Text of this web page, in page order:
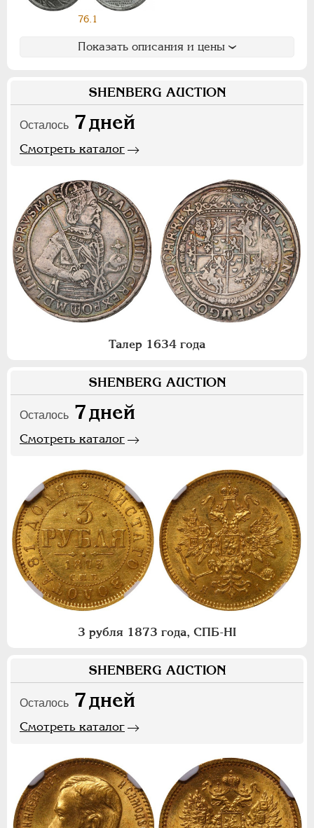
76.1
Показать описания и цены
SHENBERG AUCTION
Осталось 7дней
Смотреть каталог
Талер 1634 года
SHENBERG AUCTION
Осталось 7дней
Смотреть каталог
3 рубля 1873 года, СПБ-НI
SHENBERG AUCTION
Осталось 7дней
Смотреть каталог